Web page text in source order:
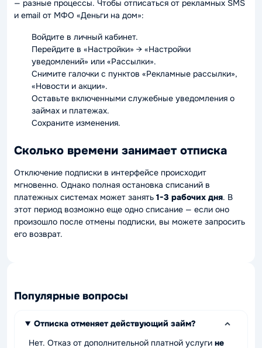
— разные процессы. Чтобы отписаться от рекламных SMS
и email от МФО «Деньги на дом»:
Войдите в личный кабинет.
Перейдите в «Настройки» → «Настройки
уведомлений» или «Рассылки».
Снимите галочки с пунктов «Рекламные рассылки»,
«Новости и акции».
Оставьте включенными служебные уведомления о
займах и платежах.
Сохраните изменения.
Сколько времени занимает отписка
Отключение подписки в интерфейсе происходит
мгновенно. Однако полная остановка списаний в
платежных системах может занять 1-3 рабочих дня. В
этот период возможно еще одно списание — если оно
произошло после отмены подписки, вы можете запросить
его возврат.
Популярные вопросы
Отписка отменяет действующий займ?
Нет. Отказ от дополнительной платной услуги не